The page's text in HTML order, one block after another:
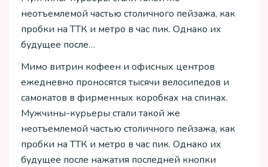
неотъемлемой частью столичного пейзажа, как
пробки на ТТК и метро в час пик. Однако их
будущее после…
Мимо витрин кофеен и офисных центров
ежедневно проносятся тысячи велосипедов и
самокатов в фирменных коробках на спинах.
Мужчины-курьеры стали такой же
неотъемлемой частью столичного пейзажа, как
пробки на ТТК и метро в час пик. Однако их
будущее после нажатия последней кнопки